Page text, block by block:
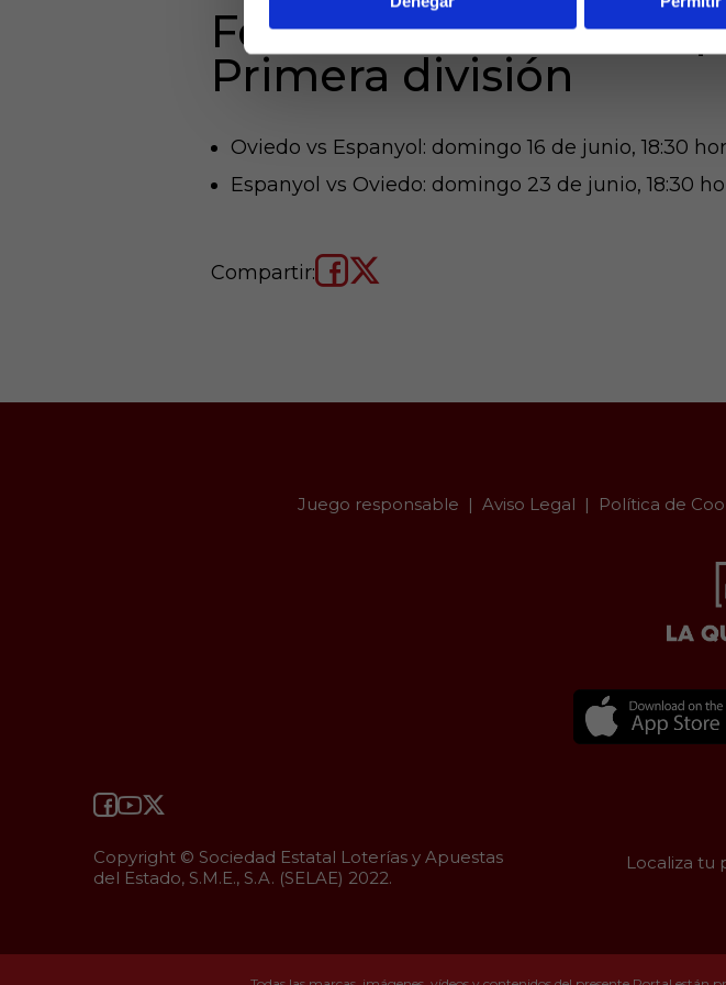
Fechas de la final del
Primera división
Oviedo vs Espanyol: domingo 16 de junio, 18:30
Espanyol vs Oviedo: domingo 23 de junio, 18:30
Compartir:
Juego responsable Aviso Legal Política de
Copyright © Sociedad Estatal Loterías y Apuestas
del Estado, S.M.E., S.A. (SELAE) 2022.
Localiza tu